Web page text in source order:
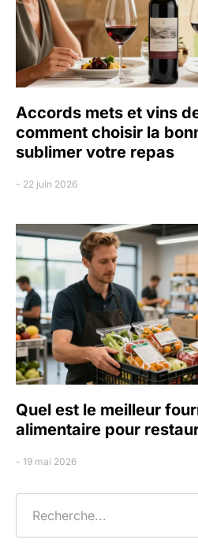
Accords mets et vins
comment choisir la
sublimer votre repas
22 juin 2026
Quel est le meilleur
alimentaire pour
19 mai 2026